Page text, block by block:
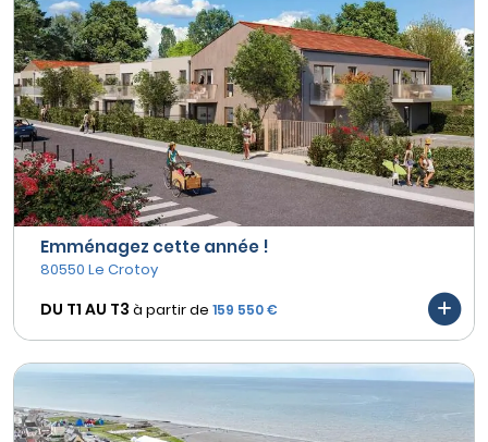
Emménagez cette année !
80550 Le Crotoy
DU T1 AU T3 à partir de 159 550 €